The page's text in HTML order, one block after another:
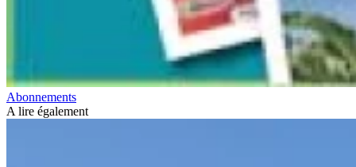
Abonnements
A lire également